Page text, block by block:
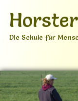
Horster
Die Schule für